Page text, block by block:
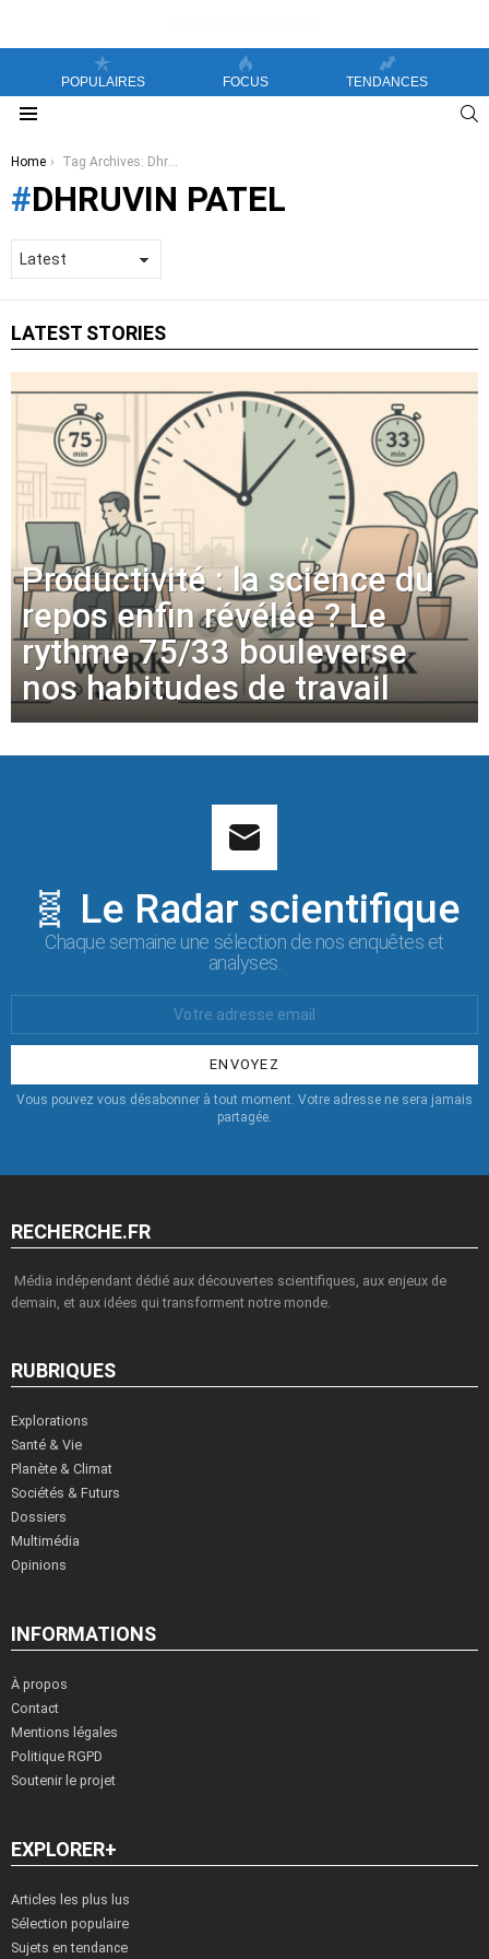
POPULAIRES FOCUS TENDANCES
You are here:
Home Tag Archives: Dhruvin Patel
DHRUVIN PATEL
LATEST STORIES
Productivité : la science du
repos enfin révélée ? Le
rythme 75/33 bouleverse
nos habitudes de travail
🧬 Le Radar scientifique
Chaque semaine une sélection de nos enquêtes et
analyses.
:
Vous pouvez vous désabonner à tout moment. Votre adresse ne sera jamais
partagée.
RECHERCHE.FR
Média indépendant dédié aux découvertes scientifiques, aux enjeux de
demain, et aux idées qui transforment notre monde.
RUBRIQUES
Explorations
Santé & Vie
Planète & Climat
Sociétés & Futurs
Dossiers
Multimédia
Opinions
INFORMATIONS
À propos
Contact
Mentions légales
Politique RGPD
Soutenir le projet
EXPLORER+
Articles les plus lus
Sélection populaire
Sujets en tendance